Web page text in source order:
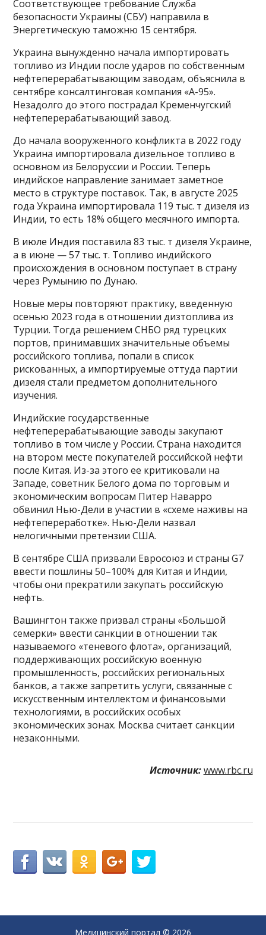
Соответствующее требование Служба
безопасности Украины (СБУ) направила в
Энергетическую таможню 15 сентября.
Украина вынужденно начала импортировать
топливо из Индии после ударов по собственным
нефтеперерабатывающим заводам, объяснила в
сентябре консалтинговая компания «А-95».
Незадолго до этого пострадал Кременчугский
нефтеперерабатывающий завод.
До начала вооруженного конфликта в 2022 году
Украина импортировала дизельное топливо в
основном из Белоруссии и России. Теперь
индийское направление занимает заметное
место в структуре поставок. Так, в августе 2025
года Украина импортировала 119 тыс. т дизеля из
Индии, то есть 18% общего месячного импорта.
В июле Индия поставила 83 тыс. т дизеля Украине,
а в июне — 57 тыс. т. Топливо индийского
происхождения в основном поступает в страну
через Румынию по Дунаю.
Новые меры повторяют практику, введенную
осенью 2023 года в отношении дизтоплива из
Турции. Тогда решением СНБО ряд турецких
портов, принимавших значительные объемы
российского топлива, попали в список
рискованных, а импортируемые оттуда партии
дизеля стали предметом дополнительного
изучения.
Индийские государственные
нефтеперерабатывающие заводы закупают
топливо в том числе у России. Страна находится
на втором месте покупателей российской нефти
после Китая. Из-за этого ее критиковали на
Западе, советник Белого дома по торговым и
экономическим вопросам Питер Наварро
обвинил Нью-Дели в участии в «схеме наживы на
нефтепереработке». Нью-Дели назвал
нелогичными претензии США.
В сентябре США призвали Евросоюз и страны G7
ввести пошлины 50–100% для Китая и Индии,
чтобы они прекратили закупать российскую
нефть.
Вашингтон также призвал страны «Большой
семерки» ввести санкции в отношении так
называемого «теневого флота», организаций,
поддерживающих российскую военную
промышленность, российских региональных
банков, а также запретить услуги, связанные с
искусственным интеллектом и финансовыми
технологиями, в российских особых
экономических зонах. Москва считает санкции
незаконными.
Источник: www.rbc.ru
Медицинский портал © 2026